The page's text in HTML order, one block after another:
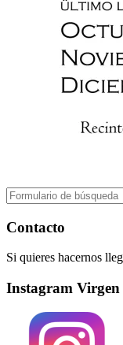
Contacto
Si quieres hacernos
Instagram Virgen